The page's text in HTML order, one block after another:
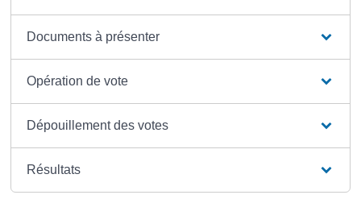
Documents à présenter
Opération de vote
Dépouillement des votes
Résultats